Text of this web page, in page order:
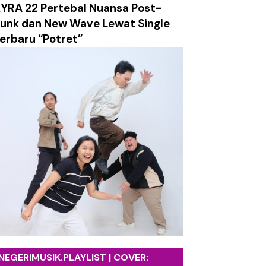
Labirin Emosi yang Penuh Luka
Absurditas Realitas Modern
Surely Dies”
Utama Album Terbaru
22 Pertebal Nuansa Post-
dan New Wave Lewat Single
“Potret”
| COVER: